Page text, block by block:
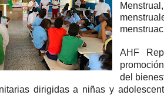
AHF
del
dirigidas a niñas y